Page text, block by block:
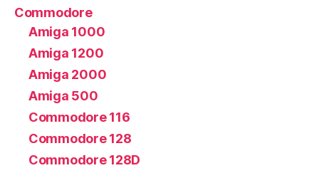
Commodore
Amiga 1000
Amiga 1200
Amiga 2000
Amiga 500
Commodore 116
Commodore 128
Commodore 128D